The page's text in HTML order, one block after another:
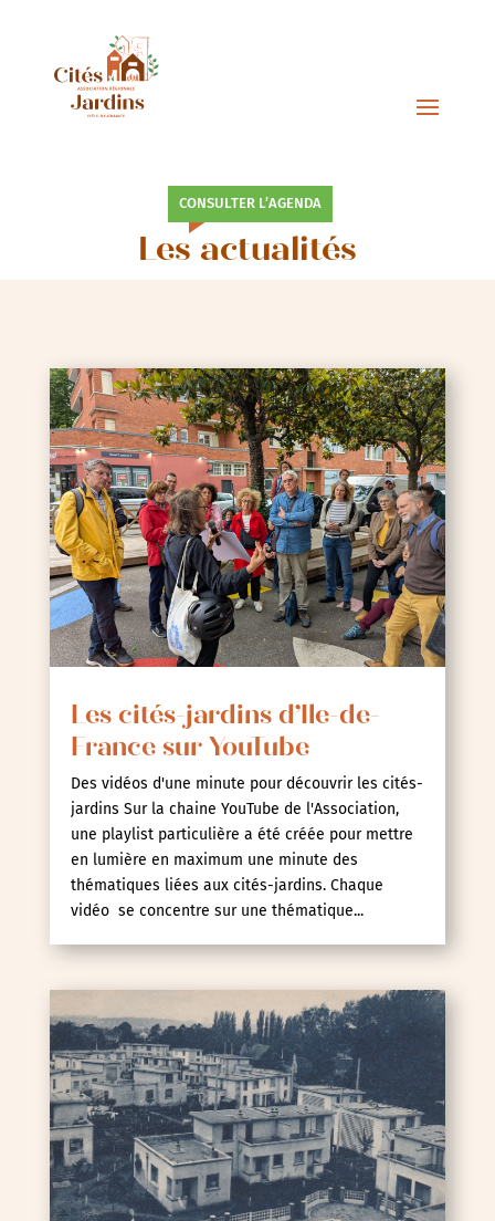
CONSULTER L’AGENDA
Les actualités
Les cités-jardins d’Ile-de-
France sur YouTube
Des vidéos d'une minute pour découvrir les cités-
jardins Sur la chaine YouTube de l'Association,
une playlist particulière a été créée pour mettre
en lumière en maximum une minute des
thématiques liées aux cités-jardins. Chaque
vidéo se concentre sur une thématique...